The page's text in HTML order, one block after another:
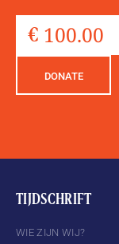
DONATE
TIJDSCHRIFT
WIE ZIJN WIJ?